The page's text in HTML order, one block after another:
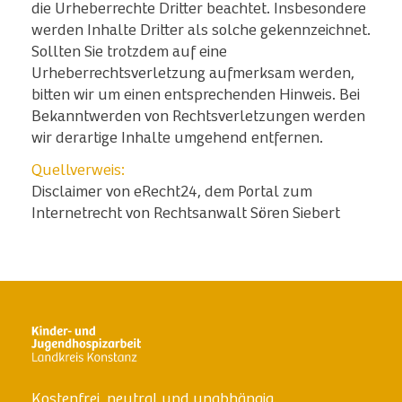
die Urheberrechte Dritter beachtet. Insbesondere
werden Inhalte Dritter als solche gekennzeichnet.
Sollten Sie trotzdem auf eine
Urheberrechtsverletzung aufmerksam werden,
bitten wir um einen entsprechenden Hinweis. Bei
Bekanntwerden von Rechtsverletzungen werden
wir derartige Inhalte umgehend entfernen.
Quellverweis:
Disclaimer von eRecht24, dem Portal zum
Internetrecht von Rechtsanwalt Sören Siebert